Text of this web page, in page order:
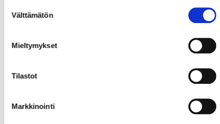
valinta
Välttämätön
Mieltymykset
Tilastot
Markkinointi